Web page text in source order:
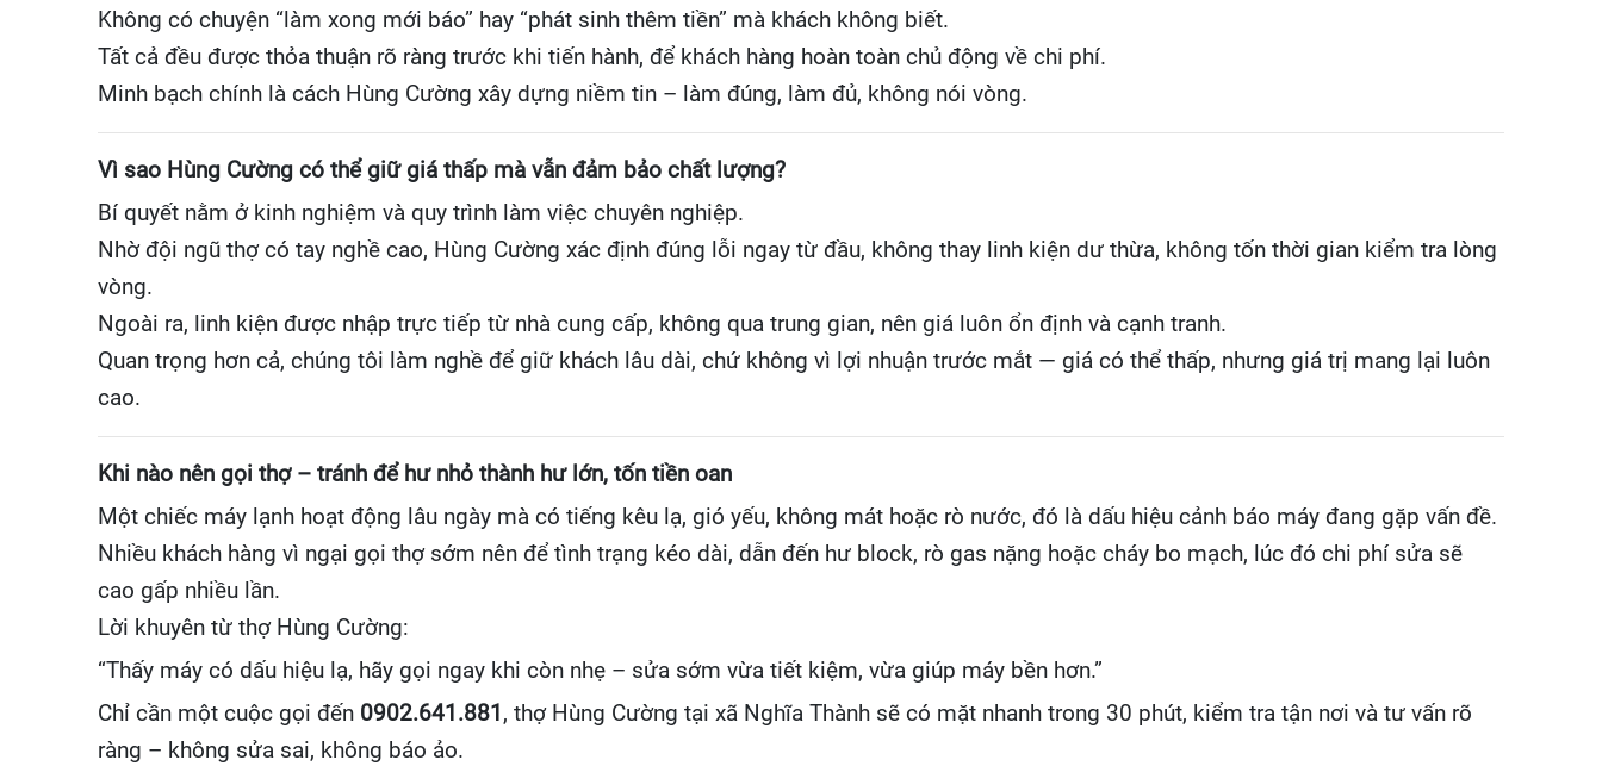
Không có chuyện “làm xong mới báo” hay “phát sinh thêm tiền” mà khách không biết.
Tất cả đều được thỏa thuận rõ ràng trước khi tiến hành, để khách hàng hoàn toàn chủ động về chi phí.
Minh bạch chính là cách Hùng Cường xây dựng niềm tin – làm đúng, làm đủ, không nói vòng.
Vì sao Hùng Cường có thể giữ giá thấp mà vẫn đảm bảo chất lượng?
Bí quyết nằm ở kinh nghiệm và quy trình làm việc chuyên nghiệp.
Nhờ đội ngũ thợ có tay nghề cao, Hùng Cường xác định đúng lỗi ngay từ đầu, không thay linh kiện dư thừa, không tốn thời gian kiểm tra lòng
vòng.
Ngoài ra, linh kiện được nhập trực tiếp từ nhà cung cấp, không qua trung gian, nên giá luôn ổn định và cạnh tranh.
Quan trọng hơn cả, chúng tôi làm nghề để giữ khách lâu dài, chứ không vì lợi nhuận trước mắt — giá có thể thấp, nhưng giá trị mang lại luôn
cao.
Khi nào nên gọi thợ – tránh để hư nhỏ thành hư lớn, tốn tiền oan
Một chiếc máy lạnh hoạt động lâu ngày mà có tiếng kêu lạ, gió yếu, không mát hoặc rò nước, đó là dấu hiệu cảnh báo máy đang gặp vấn đề.
Nhiều khách hàng vì ngại gọi thợ sớm nên để tình trạng kéo dài, dẫn đến hư block, rò gas nặng hoặc cháy bo mạch, lúc đó chi phí sửa sẽ
cao gấp nhiều lần.
Lời khuyên từ thợ Hùng Cường:
“Thấy máy có dấu hiệu lạ, hãy gọi ngay khi còn nhẹ – sửa sớm vừa tiết kiệm, vừa giúp máy bền hơn.”
Chỉ cần một cuộc gọi đến 0902.641.881 , thợ Hùng Cường tại xã Nghĩa Thành sẽ có mặt nhanh trong 30 phút, kiểm tra tận nơi và tư vấn rõ
ràng – không sửa sai, không báo ảo.